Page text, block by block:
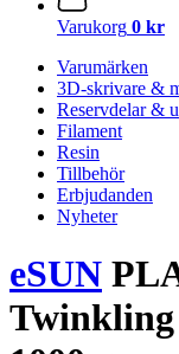
Varukorg 0 kr
Varumärken
3D-skrivare &
Reservdelar &
Filament
Resin
Tillbehör
Erbjudanden
Nyheter
eSUN
Twinkling